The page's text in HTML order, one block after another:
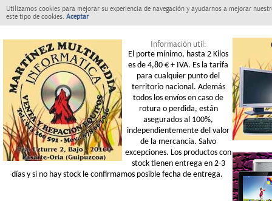
Utilizamos cookies para mejorar su experiencia de navegación y ayudarnos a mejorar
este tipo de cookies. Aceptar
Información util:
El porte mínimo, hasta 2 Kilos
es de 4,80 € + IVA. Es la tarifa
para cualquier punto del
territorio nacional. Además
todos los envíos en caso de
rotura o perdida, están
asegurados al 100%,
independientemente del valor
de la mercancía. Salvo
excepciones. Los productos con
stock tienen entrega en 2-3
días y si no hay stock le confirmamos posible fecha de entrega.